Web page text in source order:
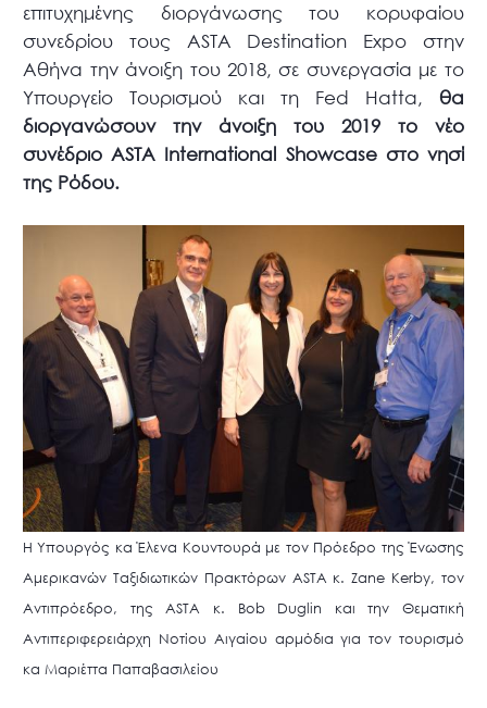
επιτυχημένης διοργάνωσης του κορυφαίου
συνεδρίου τους ASTA Destination Expo στην
Αθήνα την άνοιξη του 2018, σε συνεργασία με το
Υπουργείο Τουρισμού και τη Fed Hatta, θα
διοργανώσουν την άνοιξη του 2019 το νέο
συνέδριο ASTA International Showcase στο νησί
της Ρόδου.
H Υπουργός κα Έλενα Κουντουρά με τον Πρόεδρο της Ένωσης
Αμερικανών Ταξιδιωτικών Πρακτόρων ASTA κ. Zane Kerby, τον
Αντιπρόεδρο, της ASTA κ. Bob Duglin και την Θεματική
Αντιπεριφερειάρχη Νοτίου Αιγαίου αρμόδια για τον τουρισμό
κα Μαριέττα Παπαβασιλείου